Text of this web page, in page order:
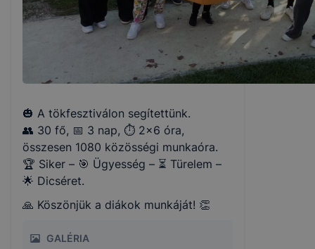
🎃 A tökfesztiválon segítettünk.
👥 30 fő, 📅 3 nap, ⏱️ 2x6 óra,
összesen 1080 közösségi munkaóra.
🏆 Siker – 🎯 Ügyesség – ⏳ Türelem –
🌟 Dicséret.
🙏 Köszönjük a diákok munkáját! 👏
GALÉRIA